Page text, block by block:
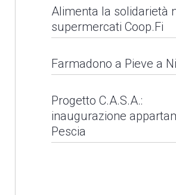
LEGGI NEWS
Alimenta la solidarietà
supermercati Coop.Fi
Alimenta la
Coop.Fi
LEGGI NEWS
Farmadono a Pieve a
Farmadono a
Nievole
Progetto C.A.S.A.:
inaugurazione
Pescia